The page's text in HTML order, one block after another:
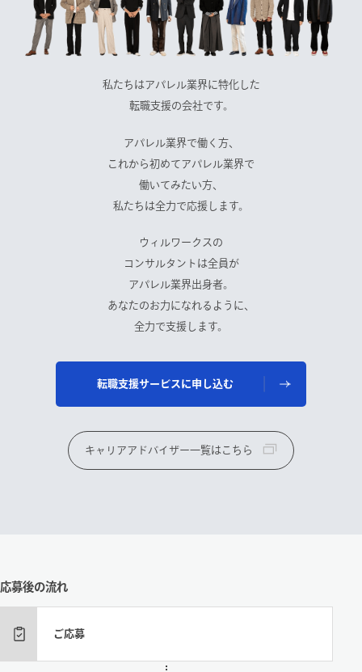
私たちはアパレル業界に特化した
転職支援の会社です。
アパレル業界で働く方、
これから初めてアパレル業界で
働いてみたい方、
私たちは全力で応援します。
ウィルワークスの
コンサルタントは全員が
アパレル業界出身者。
あなたのお力になれるように、
全力で支援します。
転職支援サービスに申し込む
キャリアアドバイザー一覧はこちら
応募後の流れ
ご応募